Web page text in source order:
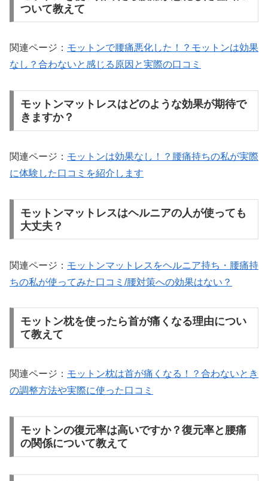
ついて教えて
関連ページ： モットンで腰痛悪化した！？モットンは効果
なし？合わないと感じる原因と実際の口コミ
モットンマットレスはどのような効果が期待で
きますか？
関連ページ： モットンは効果なし！？腰痛持ちの私が実際
に体験した口コミを紹介します
モットンマットレスはヘルニアの人が使っても
大丈夫？
関連ページ： モットンマットレスをヘルニア持ち・腰痛持
ちの私が使ってみた口コミ/腰対策への効果はない？
モットン枕を使ったら首が痛くなる理由につい
て教えて
関連ページ： モットン枕は首が痛くなる！？合わないとき
の調整方法や実際に使った口コミ
モットンの復元率は高いですか？復元率と腰痛
の関係について教えて